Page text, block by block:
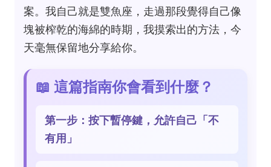
案。我自己就是雙魚座，走過那段覺得自己像
塊被榨乾的海綿的時期，我摸索出的方法，今
天毫無保留地分享給你。
📖 這篇指南你會看到什麼？
第一步：按下暫停鍵，允許自己「不
有用」